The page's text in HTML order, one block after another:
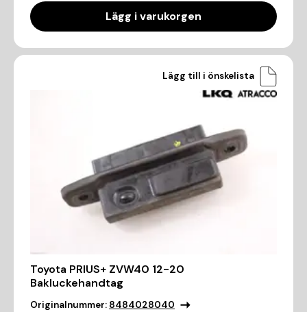
Lägg i varukorgen
Lägg till i önskelista
Toyota PRIUS+ ZVW40 12-20
Bakluckehandtag
Originalnummer: 8484028040